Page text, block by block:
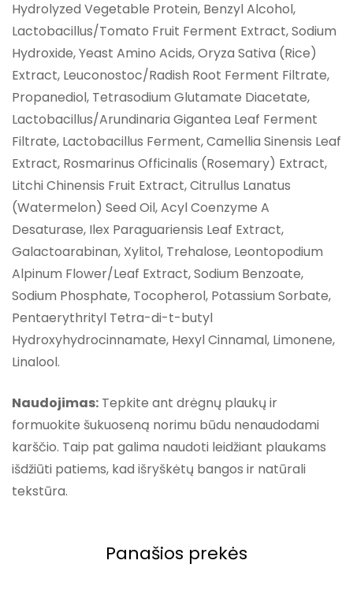
Hydrolyzed Vegetable Protein, Benzyl Alcohol,
Lactobacillus/Tomato Fruit Ferment Extract, Sodium
Hydroxide, Yeast Amino Acids, Oryza Sativa (Rice)
Extract, Leuconostoc/Radish Root Ferment Filtrate,
Propanediol, Tetrasodium Glutamate Diacetate,
Lactobacillus/Arundinaria Gigantea Leaf Ferment
Filtrate, Lactobacillus Ferment, Camellia Sinensis Leaf
Extract, Rosmarinus Officinalis (Rosemary) Extract,
Litchi Chinensis Fruit Extract, Citrullus Lanatus
(Watermelon) Seed Oil, Acyl Coenzyme A
Desaturase, Ilex Paraguariensis Leaf Extract,
Galactoarabinan, Xylitol, Trehalose, Leontopodium
Alpinum Flower/Leaf Extract, Sodium Benzoate,
Sodium Phosphate, Tocopherol, Potassium Sorbate,
Pentaerythrityl Tetra-di-t-butyl
Hydroxyhydrocinnamate, Hexyl Cinnamal, Limonene,
Linalool.
Naudojimas: Tepkite ant drėgnų plaukų ir
formuokite šukuoseną norimu būdu nenaudodami
karščio. Taip pat galima naudoti leidžiant plaukams
išdžiūti patiems, kad išryškėtų bangos ir natūrali
tekstūra.
Panašios prekės